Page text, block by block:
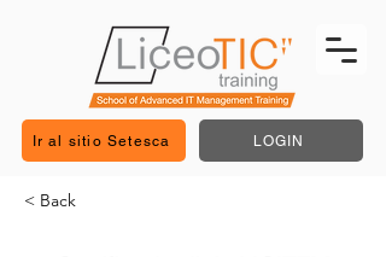
Ir al sitio Setesca LOGIN
< Back